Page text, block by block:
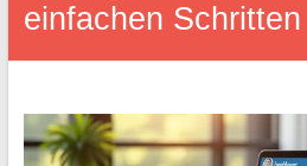
einfachen Schritten